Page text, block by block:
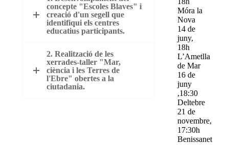
concepte "Escoles Blaves" i
creació d'un segell que
identifiqui els centres
educatius participants.
2. Realització de les
xerrades-taller "Mar,
ciència i les Terres de
l'Ebre" obertes a la
ciutadania.
Móra la
Nova
14 de
juny,
18h
L’Ametlla
de Mar
16 de
juny
,18:30
Deltebre
21 de
novembre,
17:30h
Benissanet